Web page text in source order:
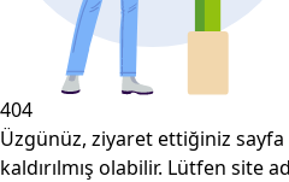
404
Üzgünüz, ziyaret ettiğiniz
kaldırılmış olabilir. Lütfen site